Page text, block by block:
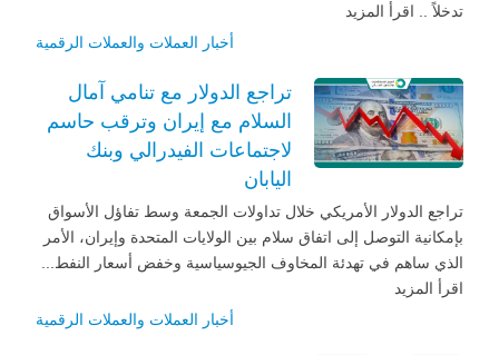
تدخلاً .. اقرأ المزيد
أخبار العملات والعملات الرقمية
تراجع الدولار مع تنامي آمال
السلام مع إيران وترقب حاسم
لاجتماعات الفيدرالي وبنك
اليابان
تراجع الدولار الأمريكي خلال تداولات الجمعة وسط تفاؤل الأسواق
بإمكانية التوصل إلى اتفاق سلام بين الولايات المتحدة وإيران، الأمر
الذي ساهم في تهدئة المخاوف الجيوسياسية وخفض أسعار النفط...
اقرأ المزيد
أخبار العملات والعملات الرقمية